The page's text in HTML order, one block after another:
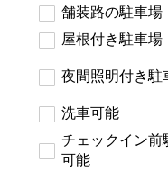
舗装路の駐車場
屋根付き駐車場
夜間照明付き駐
洗車可能
チェックイン前
可能